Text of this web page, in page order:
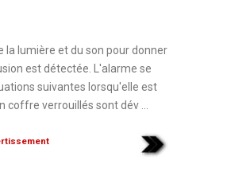
la lumière et du son pour donner
est détectée. L'alarme se
suivantes lorsqu'elle est
coffre verrouillés sont dév ...